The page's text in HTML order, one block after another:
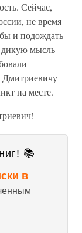
Сейчас,
не время
и подождать
дикую мысль
Дмитриевичу
на месте.
📚
в